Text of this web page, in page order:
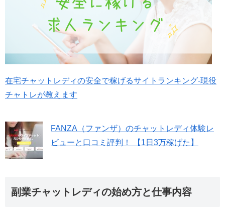
在宅チャットレディの安全で稼げるサイトランキング-現役
チャトレが教えます
FANZA（ファンザ）のチャットレディ体験レ
ビューと口コミ評判！ 【1日3万稼げた】
副業チャットレディの始め方と仕事内容